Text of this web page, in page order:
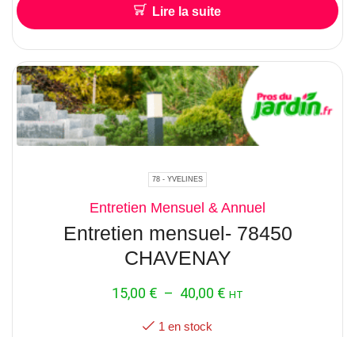
Fréquence pour l’entretien
1 fois par
semaine
Hauteur approximative pour l’abattage /
Elagage
accés facile ?
Localisation :
Lire la suite
78 - YVELINES
Entretien Mensuel & Annuel
Entretien mensuel- 78450
CHAVENAY
15,00 € – 40,00 € HT
1 en stock